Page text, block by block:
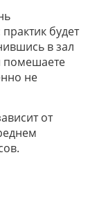
будет
в зал
помешаете
не
от
.